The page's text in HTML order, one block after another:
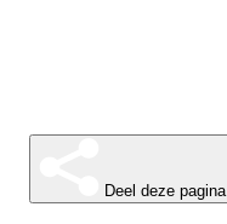
Deel deze pagina